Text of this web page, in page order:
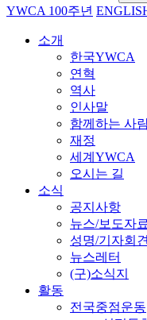
YWCA 100주년
소개
한국YWCA
연혁
역사
인사말
함께하는 사
재정
세계YWCA
오시는 길
소식
공지사항
뉴스/보도자료
성명/기자회견
뉴스레터
(구)소식지
활동
전국중점운동